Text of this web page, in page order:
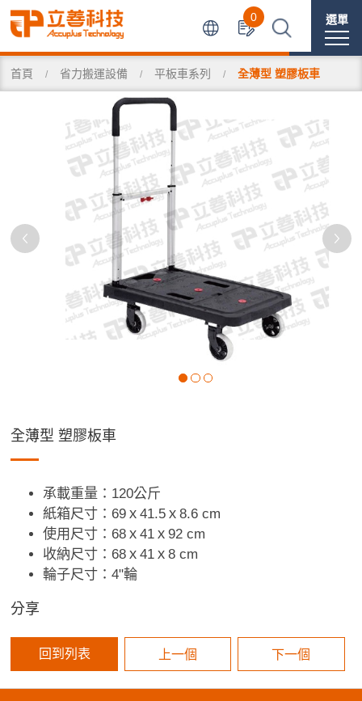
選單
0
首頁 省力搬運設備 平板車系列 全薄型 塑膠板車
全薄型 塑膠板車
承載重量：120公斤
紙箱尺寸：69ｘ41.5ｘ8.6 cm
使用尺寸：68ｘ41ｘ92 cm
收納尺寸：68ｘ41ｘ8 cm
輪子尺寸：4"輪
分享
回到列表 上一個 下一個